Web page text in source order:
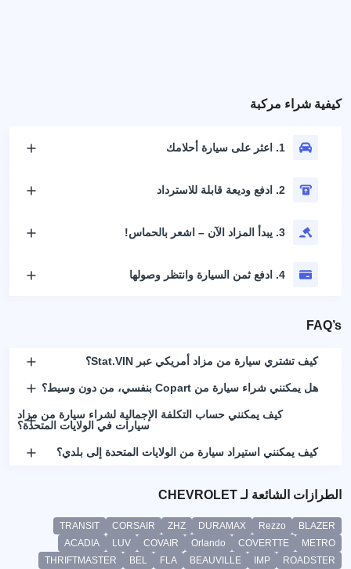
كيفية شراء مركبة
1. اعثر على سيارة أحلامك
2. ادفع وديعة قابلة للاسترداد
3. يبدأ المزاد الآن – اشعر بالحماس!
4. ادفع ثمن السيارة وانتظر وصولها
FAQ’s
كيف تشتري سيارة من مزاد أمريكي عبر Stat.VIN؟
هل يمكنني شراء سيارة من Copart بنفسي، من دون وسيط؟
كيف يمكنني حساب التكلفة الإجمالية لشراء سيارة من مزاد
سيارات في الولايات المتحدة؟
كيف يمكنني استيراد سيارة من الولايات المتحدة إلى بلدي؟
الطرازات الشائعة لـ CHEVROLET
BLAZER
Rezzo
DURAMAX
ZHZ
CORSAIR
TRANSIT
METRO
COVERTTE
Orlando
COVAIR
LUV
ACADIA
ROADSTER
IMP
BEAUVILLE
FLA
BEL
THRIFTMASTER